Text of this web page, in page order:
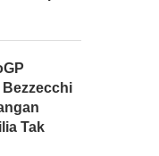
Bezzecchi
Tak